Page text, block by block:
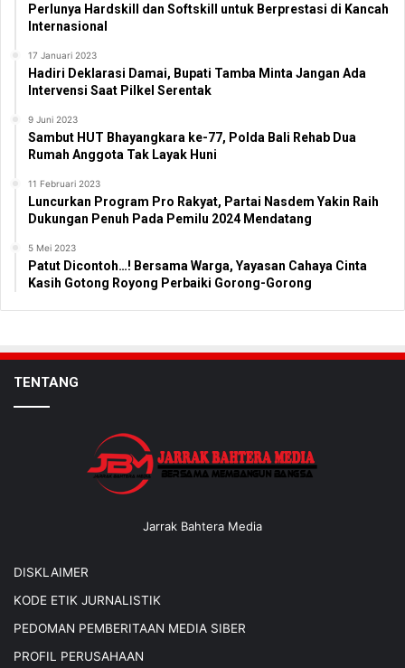
Perlunya Hardskill dan Softskill untuk Berprestasi di Kancah
Internasional
17 Januari 2023
Hadiri Deklarasi Damai, Bupati Tamba Minta Jangan Ada
Intervensi Saat Pilkel Serentak
9 Juni 2023
Sambut HUT Bhayangkara ke-77, Polda Bali Rehab Dua
Rumah Anggota Tak Layak Huni
11 Februari 2023
Luncurkan Program Pro Rakyat, Partai Nasdem Yakin Raih
Dukungan Penuh Pada Pemilu 2024 Mendatang
5 Mei 2023
Patut Dicontoh…! Bersama Warga, Yayasan Cahaya Cinta
Kasih Gotong Royong Perbaiki Gorong-Gorong
TENTANG
Jarrak Bahtera Media
DISKLAIMER
KODE ETIK JURNALISTIK
PEDOMAN PEMBERITAAN MEDIA SIBER
PROFIL PERUSAHAAN